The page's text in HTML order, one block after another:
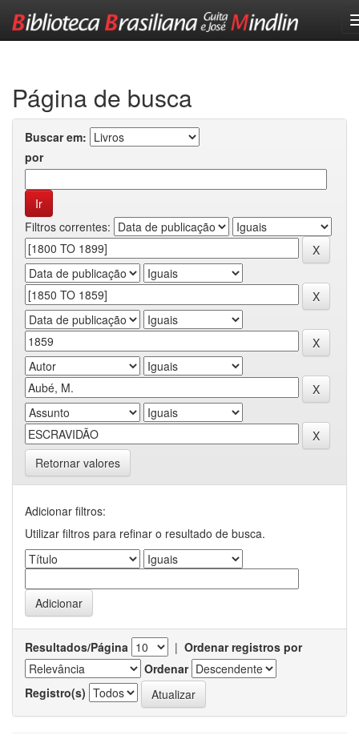
Página de busca
Buscar em:
por
Filtros correntes:
Retornar valores
Adicionar filtros:
Utilizar filtros para refinar o resultado de busca.
Resultados/Página | Ordenar registros por
Ordenar
Registro(s)